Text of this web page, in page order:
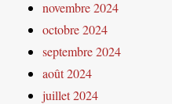
novembre 2024
octobre 2024
septembre 2024
août 2024
juillet 2024